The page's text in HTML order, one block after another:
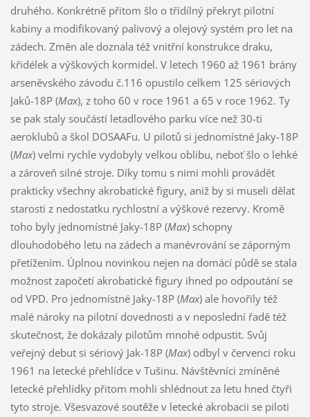
druhého. Konkrétně přitom šlo o třídílný překryt pilotní
kabiny a modifikovaný palivový a olejový systém pro let na
zádech. Změn ale doznala též vnitřní konstrukce draku,
křidélek a výškových kormidel. V letech 1960 až 1961 brány
arseněvského závodu č.116 opustilo celkem 125 sériových
Jaků-18P (Max), z toho 60 v roce 1961 a 65 v roce 1962. Ty
se pak staly součástí letadlového parku více než 30-ti
aeroklubů a škol DOSAAFu. U pilotů si jednomístné Jaky-18P
(Max) velmi rychle vydobyly velkou oblibu, neboť šlo o lehké
a zároveň silné stroje. Díky tomu s nimi mohli provádět
prakticky všechny akrobatické figury, aniž by si museli dělat
starosti z nedostatku rychlostní a výškové rezervy. Kromě
toho byly jednomístné Jaky-18P (Max) schopny
dlouhodobého letu na zádech a manévrování se záporným
přetížením. Úplnou novinkou nejen na domácí půdě se stala
možnost započetí akrobatické figury ihned po odpoutání se
od VPD. Pro jednomístné Jaky-18P (Max) ale hovořily též
malé nároky na pilotní dovednosti a v neposlední řadě též
skutečnost, že dokázaly pilotům mnohé odpustit. Svůj
veřejný debut si sériový Jak-18P (Max) odbyl v červenci roku
1961 na letecké přehlídce v Tušinu. Návštěvníci zmíněné
letecké přehlídky přitom mohli shlédnout za letu hned čtyři
tyto stroje. Všesvazové soutěže v letecké akrobacii se piloti